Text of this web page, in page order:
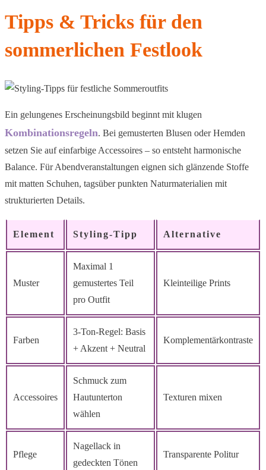
Tipps & Tricks für den
sommerlichen Festlook
Ein gelungenes Erscheinungsbild beginnt mit klugen
Kombinationsregeln. Bei gemusterten Blusen oder Hemden
setzen Sie auf einfarbige Accessoires – so entsteht harmonische
Balance. Für Abendveranstaltungen eignen sich glänzende Stoffe
mit matten Schuhen, tagsüber punkten Naturmaterialien mit
strukturierten Details.
Element Styling-Tipp Alternative
Muster
Maximal 1
gemustertes Teil
pro Outfit
Kleinteilige Prints
Farben
3-Ton-Regel: Basis
+ Akzent + Neutral
Komplementärkontraste
Accessoires
Schmuck zum
Hautunterton
wählen
Texturen mixen
Pflege
Nagellack in
gedeckten Tönen
Transparente Politur